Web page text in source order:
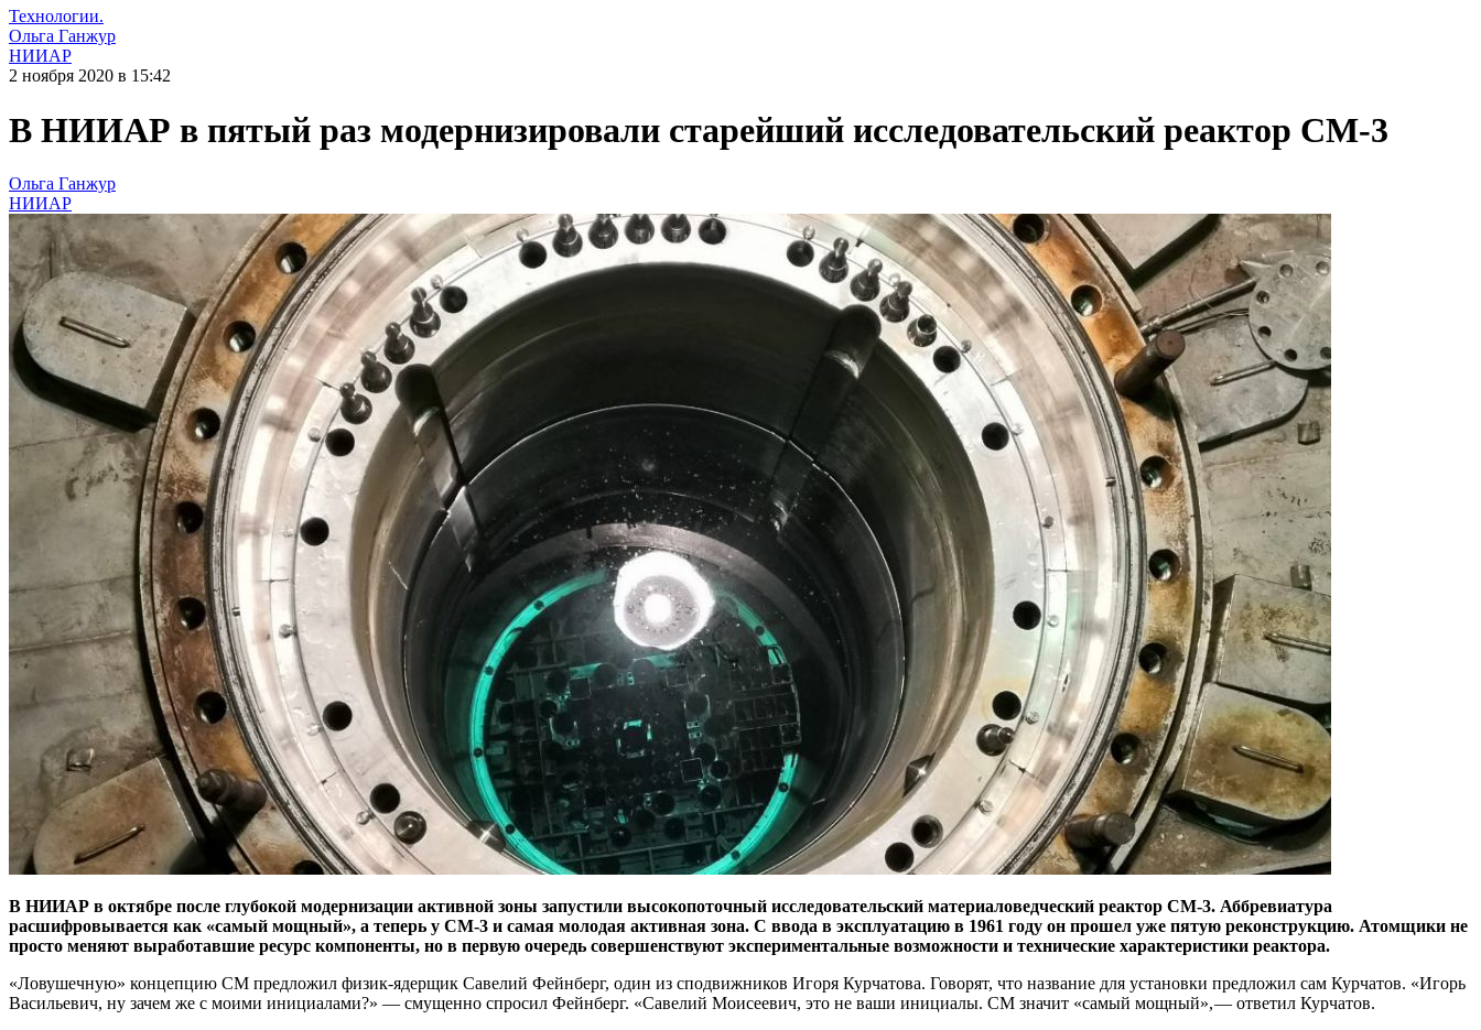
Технологии.
Ольга Ганжур
НИИАР
2 ноября 2020 в 15:42
В НИИАР в пятый раз модернизировали старейший исследовательский реактор СМ-3
Ольга Ганжур
НИИАР
В НИИАР в октябре после глубокой модернизации активной зоны запустили высокопоточный исследовательский материаловедческий реактор СМ‑3. Аббревиатура
расшифровывается как «самый мощный», а теперь у СМ‑3 и самая молодая активная зона. С ввода в эксплуатацию в 1961 году он прошел уже пятую реконструкцию. Атомщики не
просто меняют выработавшие ресурс компоненты, но в первую очередь совершенствуют экспериментальные возможности и технические характеристики реактора.
«Ловушечную» концепцию СМ предложил физик-ядерщик Савелий Фейнберг, один из сподвижников Игоря Курчатова. Говорят, что название для установки предложил сам Курчатов. «Игорь
Васильевич, ну зачем же с моими инициалами?» — ​смущенно спросил Фейнберг. «Савелий Моисеевич, это не ваши инициалы. СМ значит «самый мощный», — ​ответил Курчатов.